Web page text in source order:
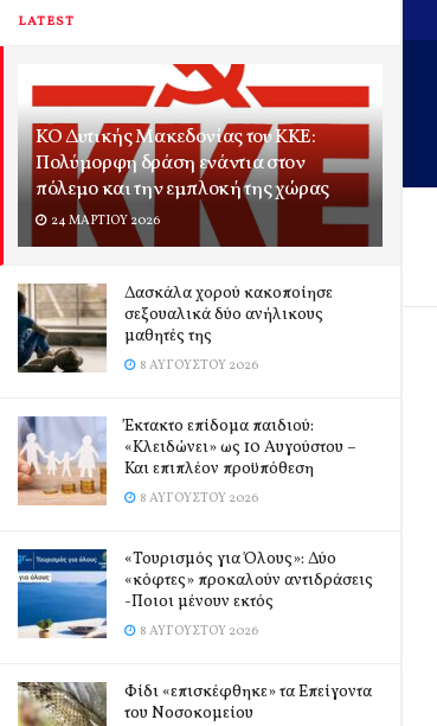
LATEST
ΚΟ Δυτικής Μακεδονίας του ΚΚΕ:
Πολύμορφη δράση ενάντια στον
πόλεμο και την εμπλοκή της χώρας
24 ΜΑΡΤΊΟΥ 2026
Δασκάλα χορού κακοποίησε
σεξουαλικά δύο ανήλικους
μαθητές της
8 ΑΥΓΟΎΣΤΟΥ 2026
Έκτακτο επίδομα παιδιού:
«Κλειδώνει» ως 10 Αυγούστου –
Και επιπλέον προϋπόθεση
8 ΑΥΓΟΎΣΤΟΥ 2026
«Τουρισμός για Όλους»: Δύο
«κόφτες» προκαλούν αντιδράσεις
-Ποιοι μένουν εκτός
8 ΑΥΓΟΎΣΤΟΥ 2026
Φίδι «επισκέφθηκε» τα Επείγοντα
του Νοσοκομείου